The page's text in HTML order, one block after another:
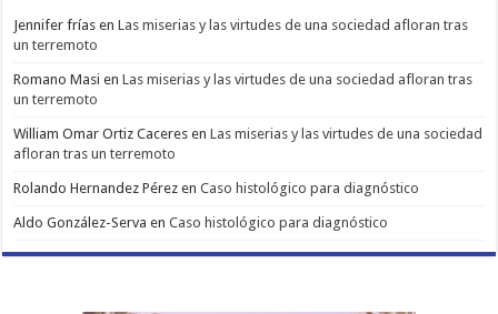
Jennifer frías enLas miserias y las virtudes de una sociedad afloran tras
un terremoto
Romano Masi enLas miserias y las virtudes de una sociedad afloran tras
un terremoto
William Omar Ortiz Caceres enLas miserias y las virtudes de una sociedad
afloran tras un terremoto
Rolando Hernandez Pérez enCaso histológico para diagnóstico
Aldo González-Serva enCaso histológico para diagnóstico